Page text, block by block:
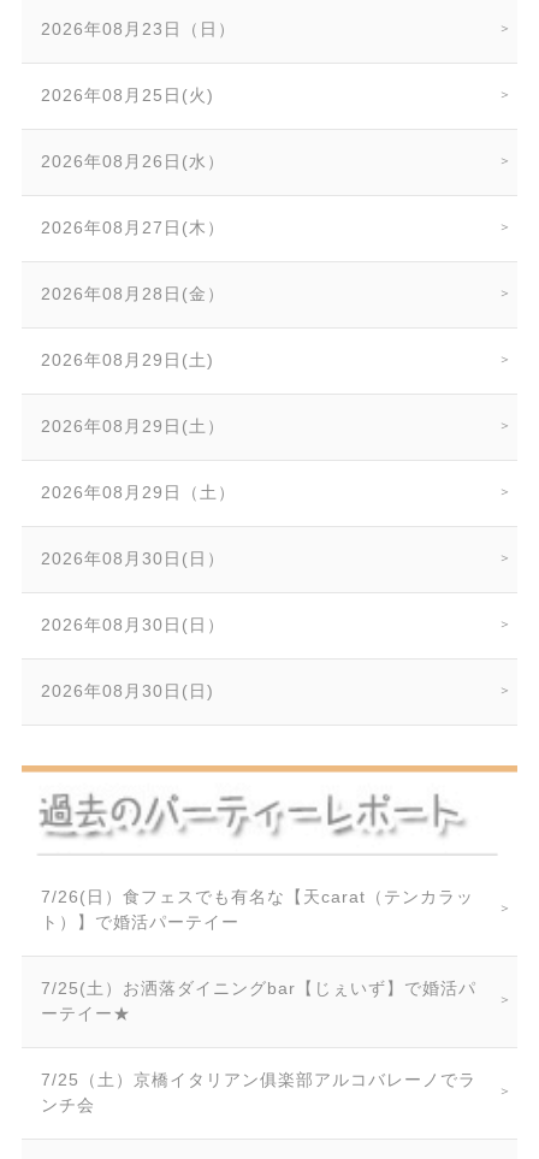
2026年08月23日（日）
2026年08月25日(火)
2026年08月26日(水）
2026年08月27日(木）
2026年08月28日(金）
2026年08月29日(土)
2026年08月29日(土）
2026年08月29日（土）
2026年08月30日(日）
2026年08月30日(日）
2026年08月30日(日)
7/26(日）食フェスでも有名な【天carat（テンカラッ
ト）】で婚活パーテイー
7/25(土）お洒落ダイニングbar【じぇいず】で婚活パ
ーテイー★
7/25（土）京橋イタリアン俱楽部アルコバレーノでラ
ンチ会